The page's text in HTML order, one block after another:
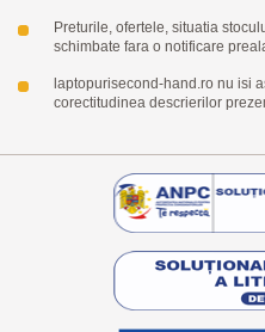
Preturile, ofertele, situatia
schimbate fara o notificare
laptopurisecond-hand.ro nu isi
corectitudinea descrierilor